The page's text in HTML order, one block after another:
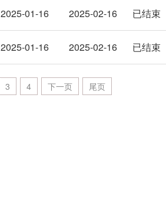
2025-01-16 2025-02-16 已结束
2025-01-16 2025-02-16 已结束
3 4 下一页 尾页